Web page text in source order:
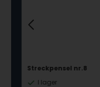
Streckpensel nr.8
I lager